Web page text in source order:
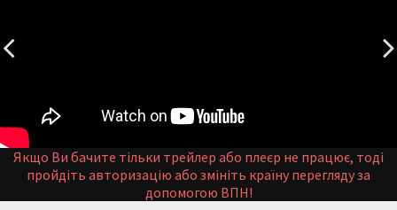
Якщо Ви бачите тільки трейлер або плеєр не працює, тоді
пройдіть авторизацію або змініть країну перегляду за
допомогою ВПН!